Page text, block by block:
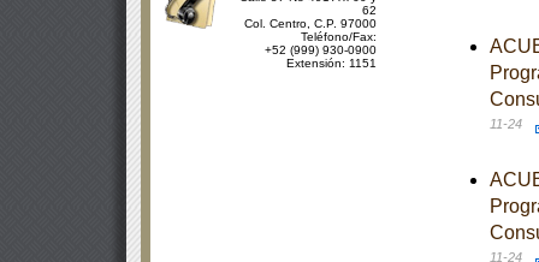
62
Col. Centro, C.P. 97000
Teléfono/Fax:
+52 (999) 930-0900
Extensión: 1151
11-24